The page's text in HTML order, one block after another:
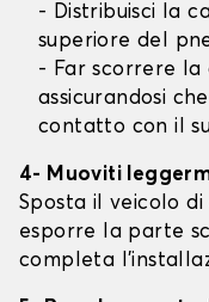
- Distribuisci la
superiore del
- Far scorrere la
assicurandosi
contatto con il
4- Muoviti
Sposta il veicolo
esporre la parte
completa